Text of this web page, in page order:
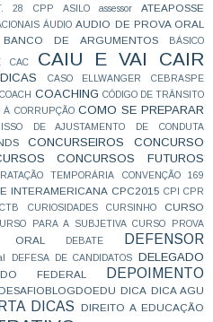
28 CPP ASILO assessor ATEAPOSSE
ÁUDIO AUDIO DE PROVA ORAL
BANCO DE ARGUMENTOS BÁSICO
CAC CAIU E VAI CAIR
CASO ELLWANGER CEBRASPE
COACH COACHING CÓDIGO DE TRÂNSITO
À CORRUPÇÃO COMO SE PREPARAR
DE AJUSTAMENTO DE CONDUTA
CONCURSEIROS
CONCURSO
CONCURSOS FUTUROS
TEMPORÁRIA
CONVENÇÃO 169
INTERAMERICANA CPC2015 CPI CPR
CTB CURIOSIDADES CURSINHO CURSO
PARA A SUBJETIVA
CURSO PROVA
ORAL DEBATE
DEFENSOR
DEFESA DE CANDIDATOS
DELEGADO
FEDERAL DEPOIMENTO
DICA DICA AGU
DICAS DIREITO A EDUCAÇÃO